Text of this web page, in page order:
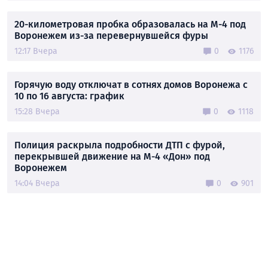
20-километровая пробка образовалась на М-4 под
Воронежем из-за перевернувшейся фуры
12:17 Вчера 0 1176
Горячую воду отключат в сотнях домов Воронежа с
10 по 16 августа: график
15:28 Вчера 0 1118
Полиция раскрыла подробности ДТП с фурой,
перекрывшей движение на М-4 «Дон» под
Воронежем
14:04 Вчера 0 901